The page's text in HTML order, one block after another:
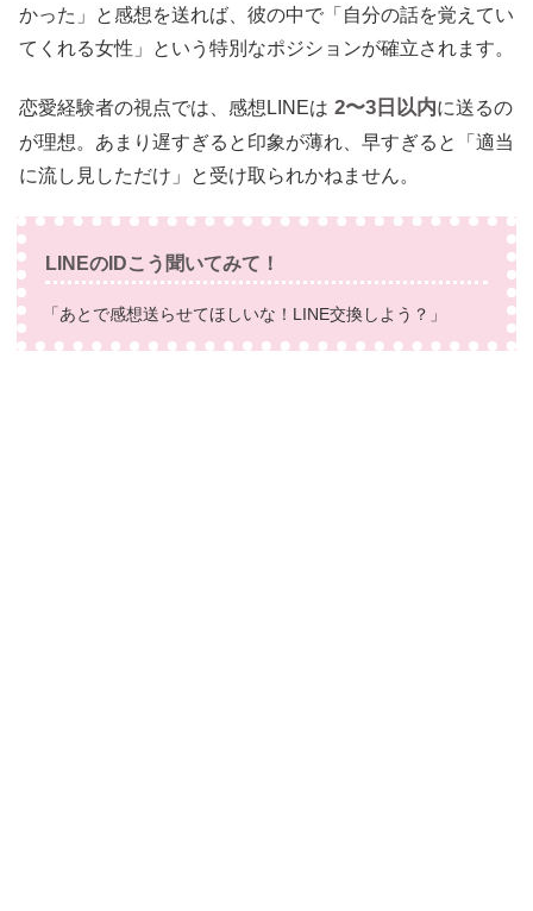
かった」と感想を送れば、彼の中で「自分の話を覚えてい
てくれる女性」という特別なポジションが確立されます。
恋愛経験者の視点では、感想LINEは 2〜3日以内に送るの
が理想。あまり遅すぎると印象が薄れ、早すぎると「適当
に流し見しただけ」と受け取られかねません。
LINEのIDこう聞いてみて！
「あとで感想送らせてほしいな！LINE交換しよう？」